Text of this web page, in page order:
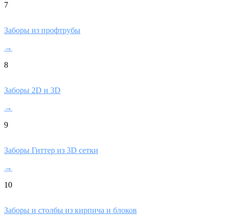
7
Заборы из профтрубы
→
8
Заборы 2D и 3D
→
9
Заборы Гиттер из 3D сетки
→
10
Заборы и столбы из кирпича и блоков